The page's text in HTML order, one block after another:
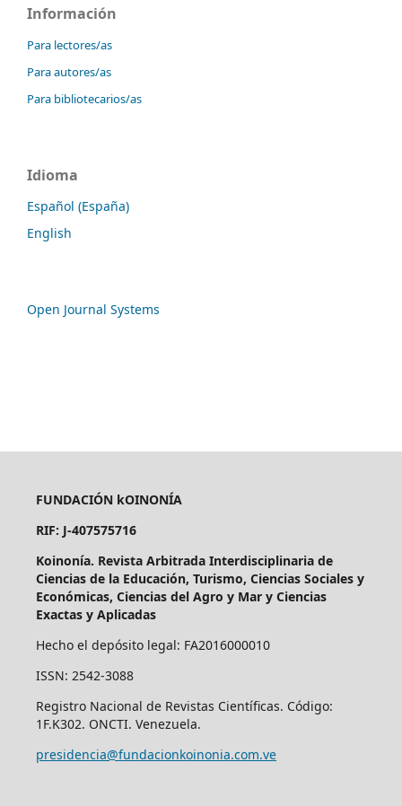
Información
Para lectores/as
Para autores/as
Para bibliotecarios/as
Idioma
Español (España)
English
Open Journal Systems
FUNDACIÓN kOINONÍA
RIF: J-407575716
Koinonía. Revista Arbitrada Interdisciplinaria de
Ciencias de la Educación, Turismo, Ciencias Sociales y
Económicas, Ciencias del Agro y Mar y Ciencias
Exactas y Aplicadas
Hecho el depósito legal: FA2016000010
ISSN: 2542-3088
Registro Nacional de Revistas Científicas. Código:
1F.K302. ONCTI. Venezuela.
presidencia@fundacionkoinonia.com.ve